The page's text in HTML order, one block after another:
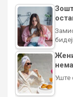
Уште